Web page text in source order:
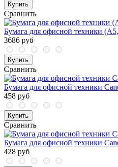
Купить
Сравнить
Бумага для офисной техники
3686 руб
Купить
Сравнить
Бумага для офисной техники
458 руб
Купить
Сравнить
Бумага для офисной техники
428 руб